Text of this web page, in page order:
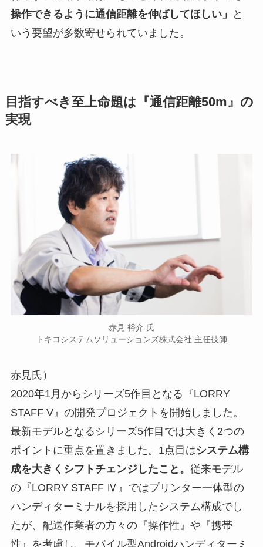
操作できるように通信距離を伸ばしてほしい」
と
いう要望が多数寄せられていました。
目指すべき至上命題は『通信距離50m』の
実現
赤見 裕介 氏
トキコシステムソリューションズ株式会社 主任技師
赤見氏）
2020年1月からシリーズ5作目となる『LORRY
STAFF V』の開発プロジェクトを開始しました。
最新モデルとなるシリーズ5作目では大きく2つの
ポイントに重点を置きました。1点目はシステム構
成を大きくシフトチェンジしたこと。 従来モデル
の『LORRY STAFF Ⅳ』ではプリンター一体型の
ハンディターミナルを採用したシステム構成でし
たが、配送作業者の方々の『操作性』や『携帯
性』を考慮し、モバイル型Androidハンディターミ